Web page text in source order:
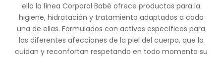
ello la línea Corporal Babé ofrece productos para la
higiene, hidratación y tratamiento adaptados a cada
una de ellas. Formulados con activos específicos para
las diferentes afecciones de la piel del cuerpo, que la
cuidan y reconfortan respetando en todo momento su